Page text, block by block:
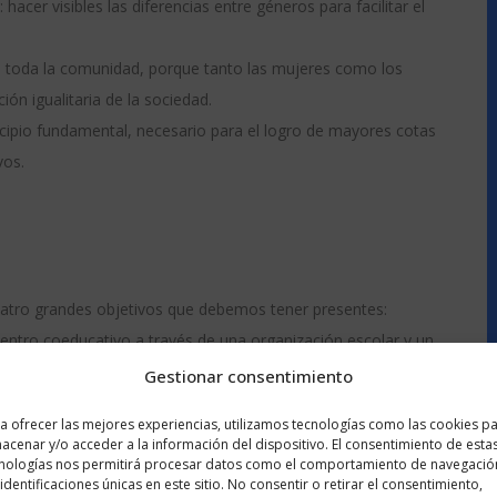
Gestionar consentimiento
ofrecer las mejores experiencias, utilizamos tecnologías como las cookies
y/o acceder a la información del dispositivo. El consentimiento de
nos permitirá procesar datos como el comportamiento de
únicas en este sitio. No consentir o retirar el consentimiento,
visibles las diferencias entre géneros para facilitar el
toda la comunidad, porque tanto las mujeres como los
igualitaria de la sociedad.
fundamental, necesario para el logro de mayores cotas
grandes objetivos que debemos tener presentes:
coeducativo a través de una organización escolar y un
la violencia de género para contribuir a su erradicación,